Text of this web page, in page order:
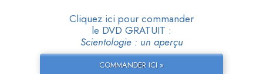
Cliquez ici pour commander
le DVD GRATUIT :
Scientologie : un aperçu
COMMANDER ICI »